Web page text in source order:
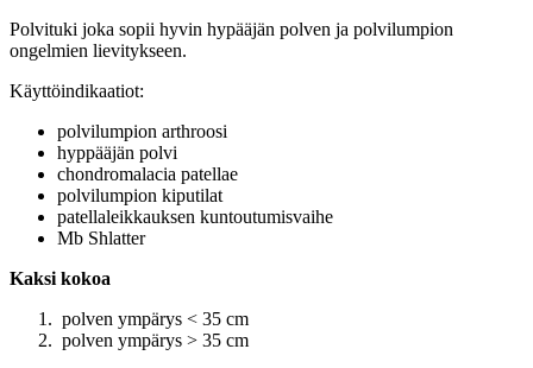
Polvituki joka sopii hyvin hypääjän polven ja polvilumpion
ongelmien lievitykseen.
Käyttöindikaatiot:
polvilumpion arthroosi
hyppääjän polvi
chondromalacia patellae
polvilumpion kiputilat
patellaleikkauksen kuntoutumisvaihe
Mb Shlatter
Kaksi kokoa
polven ympärys < 35 cm
polven ympärys > 35 cm